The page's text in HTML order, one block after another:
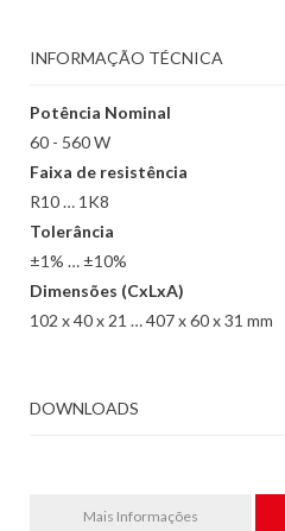
INFORMAÇÃO TÉCNICA
Potência Nominal
60 - 560 W
Faixa de resistência
R10 … 1K8
Tolerância
±1% … ±10%
Dimensões (CxLxA)
102 x 40 x 21 … 407 x 60 x 31 mm
DOWNLOADS
Mais Informações